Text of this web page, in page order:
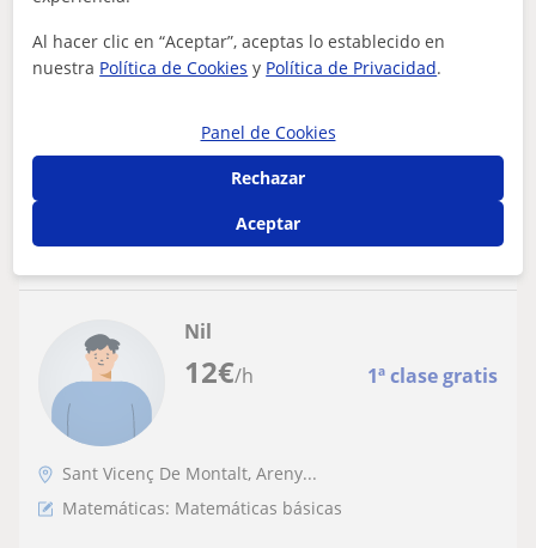
asignaturas de nivel primario
Adaptaré las necessidades y el ritmo del alumno a las
12€/h 1ª clase gratis
Nil
Sant Vicenç De Montalt, Areny...
Matemáticas: Matemáticas básicas
Al hacer clic en “Aceptar”, aceptas lo establecido en
nuestra Política de Cookies y Política de Privacidad.
Panel de Cookies
Rechazar
Aceptar